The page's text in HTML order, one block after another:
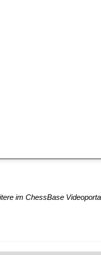
im ChessBase